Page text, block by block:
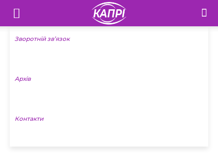
Телебачення
«Капрі»
Новини
Зворотній зв’язок
Архів
Контакти